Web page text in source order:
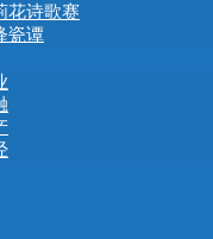
花诗歌赛
瓷谭